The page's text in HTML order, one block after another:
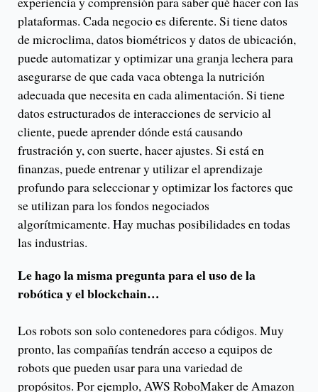
plataformas. Cada negocio es diferente. Si tiene datos
de microclima, datos biométricos y datos de ubicación,
puede automatizar y optimizar una granja lechera para
asegurarse de que cada vaca obtenga la nutrición
adecuada que necesita en cada alimentación. Si tiene
datos estructurados de interacciones de servicio al
cliente, puede aprender dónde está causando
frustración y, con suerte, hacer ajustes. Si está en
finanzas, puede entrenar y utilizar el aprendizaje
profundo para seleccionar y optimizar los factores que
se utilizan para los fondos negociados
algorítmicamente. Hay muchas posibilidades en todas
las industrias.
Le hago la misma pregunta para el uso de la
robótica y el blockchain…
Los robots son solo contenedores para códigos. Muy
pronto, las compañías tendrán acceso a equipos de
robots que pueden usar para una variedad de
propósitos. Por ejemplo, AWS RoboMaker de Amazon